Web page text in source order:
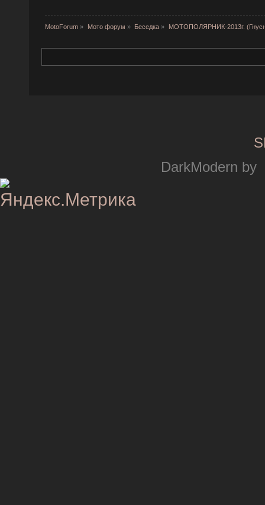
MotoForum » Мото форум » Беседка » МОТОПОЛЯРНИК-2013г.
DarkModern by